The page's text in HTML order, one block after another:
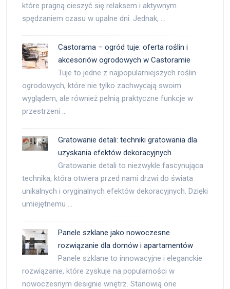
które pragną cieszyć się relaksem i aktywnym
spędzaniem czasu w upalne dni. Jednak, …
Castorama – ogród tuje: oferta roślin i
akcesoriów ogrodowych w Castoramie
Tuje to jedne z najpopularniejszych roślin
ogrodowych, które nie tylko zachwycają swoim
wyglądem, ale również pełnią praktyczne funkcje w
przestrzeni …
Gratowanie detali: techniki gratowania dla
uzyskania efektów dekoracyjnych
Gratowanie detali to niezwykle fascynująca
technika, która otwiera przed nami drzwi do świata
unikalnych i oryginalnych efektów dekoracyjnych. Dzięki
umiejętnemu …
Panele szklane jako nowoczesne
rozwiązanie dla domów i apartamentów
Panele szklane to innowacyjne i eleganckie
rozwiązanie, które zyskuje na popularności w
nowoczesnym designie wnętrz. Stanowią one